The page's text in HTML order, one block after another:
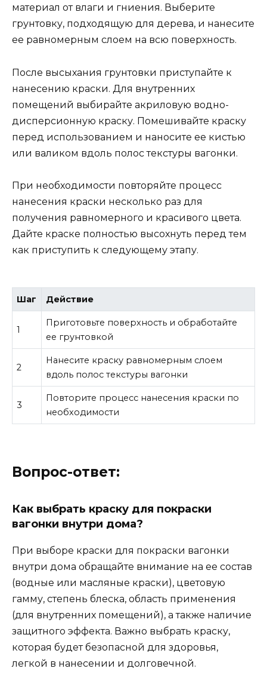
материал от влаги и гниения. Выберите
грунтовку, подходящую для дерева, и нанесите
ее равномерным слоем на всю поверхность.
После высыхания грунтовки приступайте к
нанесению краски. Для внутренних
помещений выбирайте акриловую водно-
дисперсионную краску. Помешивайте краску
перед использованием и наносите ее кистью
или валиком вдоль полос текстуры вагонки.
При необходимости повторяйте процесс
нанесения краски несколько раз для
получения равномерного и красивого цвета.
Дайте краске полностью высохнуть перед тем
как приступить к следующему этапу.
Шаг Действие
1
Приготовьте поверхность и обработайте
ее грунтовкой
2
Нанесите краску равномерным слоем
вдоль полос текстуры вагонки
3
Повторите процесс нанесения краски по
необходимости
Вопрос-ответ:
Как выбрать краску для покраски
вагонки внутри дома?
При выборе краски для покраски вагонки
внутри дома обращайте внимание на ее состав
(водные или масляные краски), цветовую
гамму, степень блеска, область применения
(для внутренних помещений), а также наличие
защитного эффекта. Важно выбрать краску,
которая будет безопасной для здоровья,
легкой в нанесении и долговечной.